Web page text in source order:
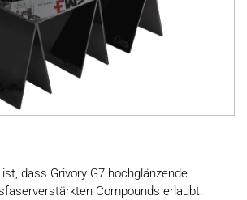
dass Grivory G7 hochglänzende
Compounds erlaubt.